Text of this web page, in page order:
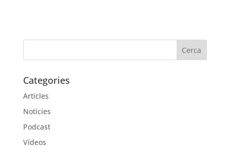
Categories
Articles
Notícies
Podcast
Vídeos